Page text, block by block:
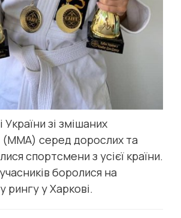
України зі змішаних
(ММА) серед дорослих та
спортсмени з усієї країни.
боролися на
рингу у Харкові.